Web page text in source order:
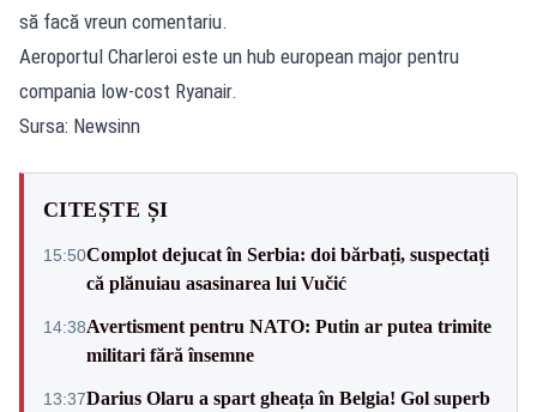
să facă vreun comentariu.
Aeroportul Charleroi este un hub european major pentru
compania low-cost Ryanair.
Sursa: Newsinn
CITEȘTE ȘI
15:50Complot dejucat în Serbia: doi bărbați, suspectați
că plănuiau asasinarea lui Vučić
14:38Avertisment pentru NATO: Putin ar putea trimite
militari fără însemne
13:37Darius Olaru a spart gheața în Belgia! Gol superb